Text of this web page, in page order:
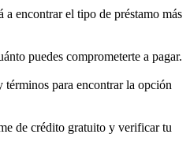
a encontrar el tipo de préstamo más
puedes comprometerte a pagar.
términos para encontrar la opción
de crédito gratuito y verificar tu